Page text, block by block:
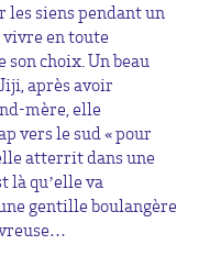
les siens pendant un
en toute
son choix. Un beau
après avoir
mère, elle
vers le sud « pour
atterrit dans une
là qu’elle va
gentille boulangère